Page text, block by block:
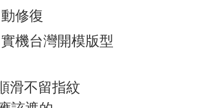
修復
機台灣開模版型
滑不留指紋